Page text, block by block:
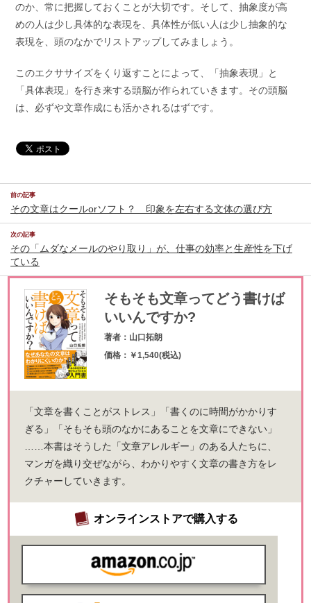
のか、常に把握しておくことが大切です。そして、抽象度が高
めの人は少し具体的な表現を、具体性が低い人は少し抽象的な
表現を、頭のなかでリストアップしてみましょう。
このエクササイズをくり返すことによって、「抽象表現」と
「具体表現」を行き来する頭脳が作られていきます。その頭脳
は、必ずや文章作成にも活かされるはずです。
前の記事
その文章はクールorソフト？ 印象を左右する文体の選び方
次の記事
その「ムダなメールのやり取り」が、仕事の効率と生産性を下げ
ている
そもそも文章ってどう書けば
いいんですか?
著者：山口拓朗
価格：￥1,540(税込)
「文章を書くことがストレス」「書くのに時間がかかりす
ぎる」「そもそも頭のなかにあることを文章にできない」
……本書はそうした「文章アレルギー」のある人たちに、
マンガを織り交ぜながら、わかりやすく文章の書き方をレ
クチャーしていきます。
オンラインストアで購入する